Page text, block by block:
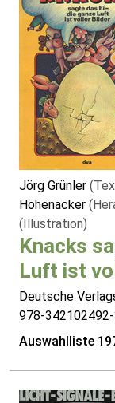
Jörg Grünler
Hohenacker
(Illustration)
Knacks
Luft ist
Deutsche
978-
Auswahlliste